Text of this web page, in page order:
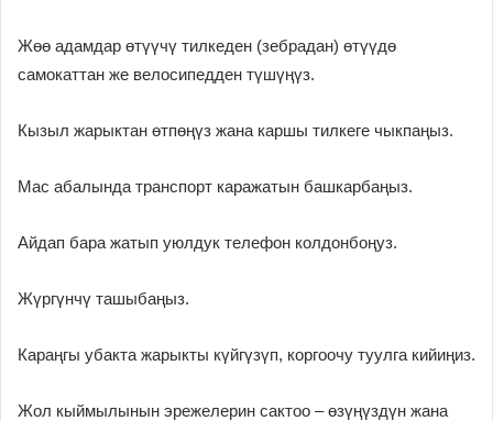
Жөө адамдар өтүүчү тилкеден (зебрадан) өтүүдө
самокаттан же велосипедден түшүңүз.
Кызыл жарыктан өтпөңүз жана каршы тилкеге чыкпаңыз.
Мас абалында транспорт каражатын башкарбаңыз.
Айдап бара жатып уюлдук телефон колдонбоңуз.
Жүргүнчү ташыбаңыз.
Караңгы убакта жарыкты күйгүзүп, коргоочу туулга кийиңиз.
Жол кыймылынын эрежелерин сактоо – өзүңүздүн жана